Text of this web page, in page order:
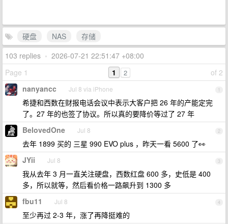
硬盘 NAS
存储
103 replies • 2026-07-21 22:51:47 +08:00
Page 1
of 2
1 2
1
nanyancc Jul 8 via iPhone
希捷和西数在财报电话会议中表示大客户把 26 年的产能定完
了。27 年的也签了协议。所以真的要降价等过了 27 年
2
BelovedOne Jul 8
去年 1899 买的 三星 990 EVO plus ，昨天一看 5600 了👀
3
JYii Jul 8
我从去年 3 月一直关注硬盘，西数红盘 600 多，史低是 400
多，所以就等，然后看价格一路飙升到 1300 多
4
fbu11 Jul 8
至少再过 2-3 年，涨了再降挺难的